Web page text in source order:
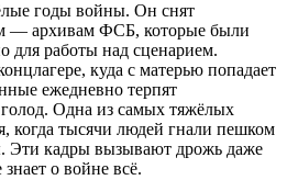
годы войны. Он снят
— архивам ФСБ, которые были
для работы над сценарием.
куда с матерью попадает
ежедневно терпят
голод. Одна из самых тяжёлых
когда тысячи людей гнали пешком
Эти кадры вызывают дрожь даже
о войне всё.